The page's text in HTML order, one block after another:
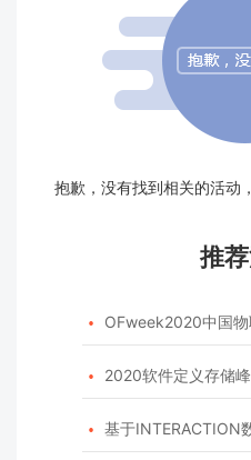
抱歉，没有找到相关的活动
推
 OFweek2020中国
 2020软件定义存储
 基于INTERACTION数据